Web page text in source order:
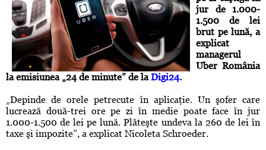
jur de 1.000-
1.500 de lei
brut pe lună, a
explicat
managerul
Uber România
la emisiunea „24 de minute” de laDigi24.
„Depinde de orele petrecute în aplicaţie. Un şofer care
lucrează două-trei ore pe zi în medie poate face în jur
1.000-1.500 de lei pe lună. Plăteşte undeva la 260 de lei în
taxe şi impozite”, a explicat Nicoleta Schroeder.